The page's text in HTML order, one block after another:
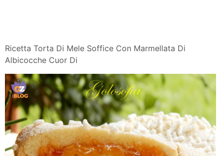
Ricetta Torta Di Mele Soffice Con Marmellata Di
Albicocche Cuor Di